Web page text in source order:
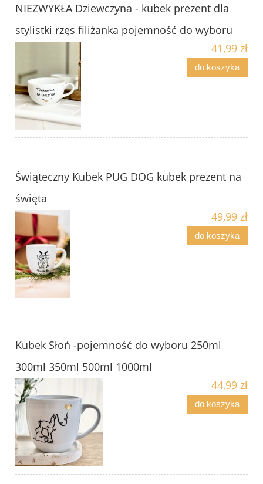
NIEZWYKŁA Dziewczyna - kubek prezent dla
stylistki rzęs filiżanka pojemność do wyboru
41,99 zł
do koszyka
Świąteczny Kubek PUG DOG kubek prezent na
święta
49,99 zł
do koszyka
Kubek Słoń -pojemność do wyboru 250ml
300ml 350ml 500ml 1000ml
44,99 zł
do koszyka